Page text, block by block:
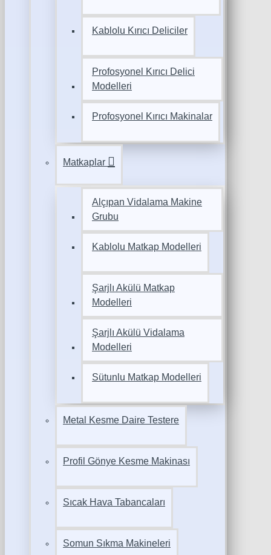
Kablolu Kırıcı Deliciler
Profosyonel Kırıcı Delici
Modelleri
Profosyonel Kırıcı Makinalar
Matkaplar
Alçıpan Vidalama Makine
Grubu
Kablolu Matkap Modelleri
Şarjlı Akülü Matkap
Modelleri
Şarjlı Akülü Vidalama
Modelleri
Sütunlu Matkap Modelleri
Metal Kesme Daire Testere
Profil Gönye Kesme Makinası
Sıcak Hava Tabancaları
Somun Sıkma Makineleri